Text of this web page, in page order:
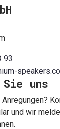
93
uns
und wir